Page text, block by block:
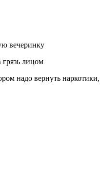
вечеринку
лицом
надо вернуть